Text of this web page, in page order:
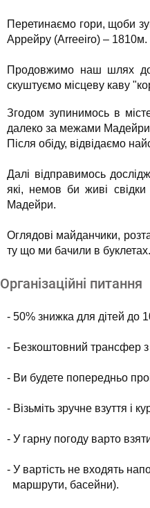
Перетинаємо гори, щоби
Аррейру (Arreeiro) – 1810м.
Продовжимо наш шлях до
скуштуємо місцеву каву
Згодом зупинимось в
далеко за межами
Після обіду, відвідаємо
Далі відправимось
які, немов би живі свідки
Мадейри.
Оглядові майданчики,
ту що ми бачили в буклетах.
Організаційні питання
- 50% знижка для дітей до
- Безкоштовний трансфер
- Ви будете попередньо
- Візьміть зручне взуття і
- У гарну погоду варто
- У вартість не входять
маршрути, басейни).